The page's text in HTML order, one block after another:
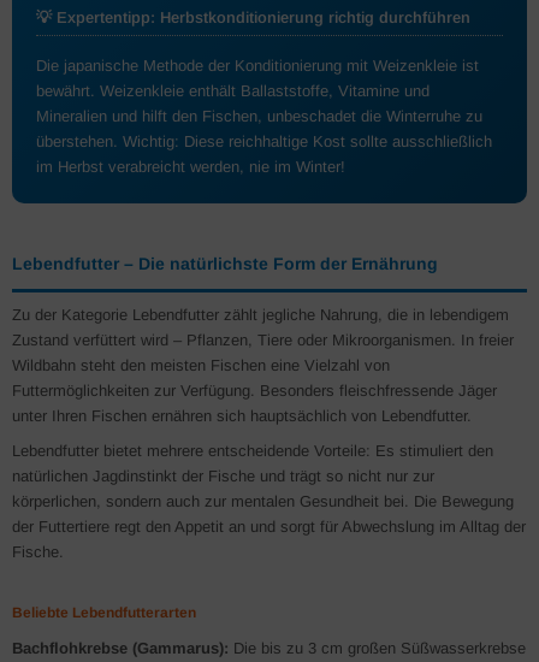
💡 Expertentipp: Herbstkonditionierung richtig durchführen
Die japanische Methode der Konditionierung mit Weizenkleie ist
bewährt. Weizenkleie enthält Ballaststoffe, Vitamine und
Mineralien und hilft den Fischen, unbeschadet die Winterruhe zu
überstehen. Wichtig: Diese reichhaltige Kost sollte ausschließlich
im Herbst verabreicht werden, nie im Winter!
Lebendfutter – Die natürlichste Form der Ernährung
Zu der Kategorie Lebendfutter zählt jegliche Nahrung, die in lebendigem
Zustand verfüttert wird – Pflanzen, Tiere oder Mikroorganismen. In freier
Wildbahn steht den meisten Fischen eine Vielzahl von
Futtermöglichkeiten zur Verfügung. Besonders fleischfressende Jäger
unter Ihren Fischen ernähren sich hauptsächlich von Lebendfutter.
Lebendfutter bietet mehrere entscheidende Vorteile: Es stimuliert den
natürlichen Jagdinstinkt der Fische und trägt so nicht nur zur
körperlichen, sondern auch zur mentalen Gesundheit bei. Die Bewegung
der Futtertiere regt den Appetit an und sorgt für Abwechslung im Alltag der
Fische.
Beliebte Lebendfutterarten
Bachflohkrebse (Gammarus): Die bis zu 3 cm großen Süßwasserkrebse